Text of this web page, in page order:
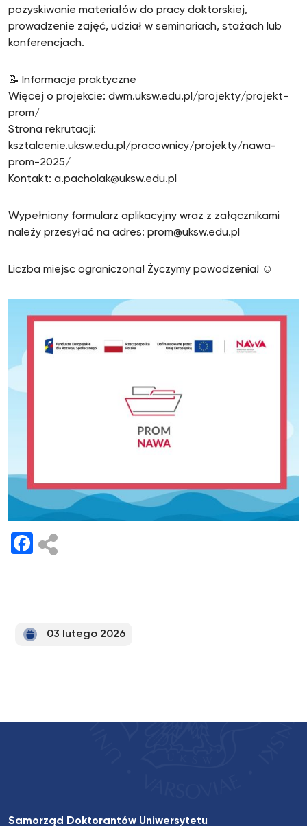
pozyskiwanie materiałów do pracy doktorskiej,
prowadzenie zajęć, udział w seminariach, stażach lub
konferencjach.
📝 Informacje praktyczne
Więcej o projekcie: dwm.uksw.edu.pl/projekty/projekt-
prom/
Strona rekrutacji:
ksztalcenie.uksw.edu.pl/pracownicy/projekty/nawa-
prom-2025/
Kontakt: a.pacholak@uksw.edu.pl
Wypełniony formularz aplikacyjny wraz z załącznikami
należy przesyłać na adres: prom@uksw.edu.pl
Liczba miejsc ograniczona! Życzymy powodzenia! ☺️
Facebook
03 lutego 2026
Samorząd Doktorantów Uniwersytetu